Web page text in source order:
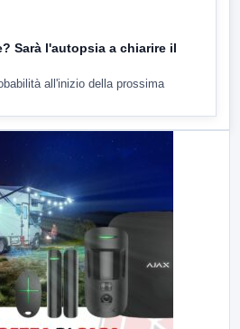
Sarà l'autopsia a chiarire il
all'inizio della prossima